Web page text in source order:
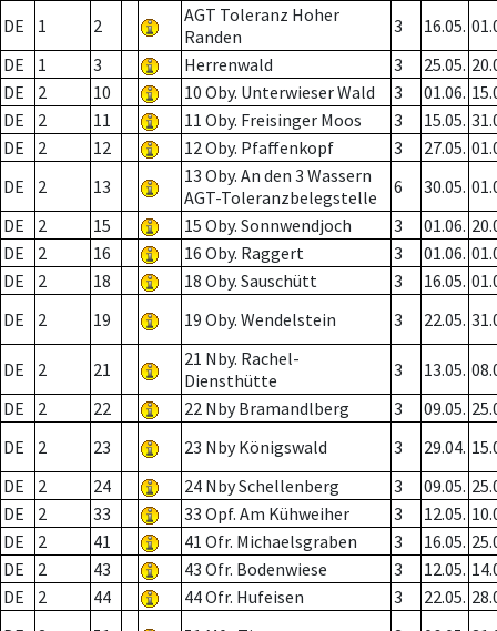
DE
1 2
AGT Toleranz Hoher
Randen
3 16.05.
DE
1 3 Herrenwald 3 25.05.
DE
2 10 10 Oby. Unterwieser Wald 3 01.06.
DE
2 11 11 Oby. Freisinger Moos 3 15.05.
DE
2 12 12 Oby. Pfaffenkopf 3 27.05.
DE
2 13
13 Oby. An den 3 Wassern
AGT-Toleranzbelegstelle
6 30.05.
DE
2 15 15 Oby. Sonnwendjoch 3 01.06.
DE
2 16 16 Oby. Raggert 3 01.06.
DE
2 18 18 Oby. Sauschütt 3 16.05.
DE
2 19 19 Oby. Wendelstein 3 22.05.
DE 2 21
21 Nby. Rachel-
Diensthütte
3 13.05.
DE
2 22 22 Nby Bramandlberg 3 09.05.
DE
2 23 23 Nby Königswald 3 29.04.
DE
2 24 24 Nby Schellenberg 3 09.05.
DE
2 33 33 Opf. Am Kühweiher 3 12.05.
DE
2 41 41 Ofr. Michaelsgraben 3 16.05.
DE
2 43 43 Ofr. Bodenwiese 3 12.05.
DE
2 44 44 Ofr. Hufeisen 3 22.05.